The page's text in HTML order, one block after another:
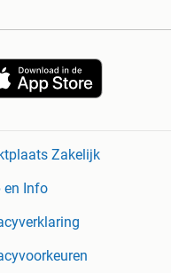
Zakelijk
en Info